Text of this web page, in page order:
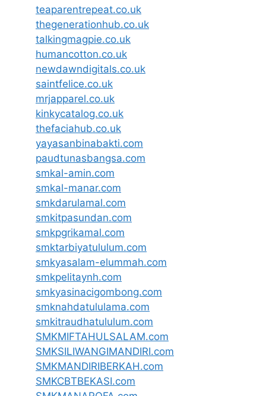
teaparentrepeat.co.uk
thegenerationhub.co.uk
talkingmagpie.co.uk
humancotton.co.uk
newdawndigitals.co.uk
saintfelice.co.uk
mrjapparel.co.uk
kinkycatalog.co.uk
thefaciahub.co.uk
yayasanbinabakti.com
paudtunasbangsa.com
smkal-amin.com
smkal-manar.com
smkdarulamal.com
smkitpasundan.com
smkpgrikamal.com
smktarbiyatululum.com
smkyasalam-elummah.com
smkpelitaynh.com
smkyasinacigombong.com
smknahdatululama.com
smkitraudhatululum.com
SMKMIFTAHULSALAM.com
SMKSILIWANGIMANDIRI.com
SMKMANDIRIBERKAH.com
SMKCBTBEKASI.com